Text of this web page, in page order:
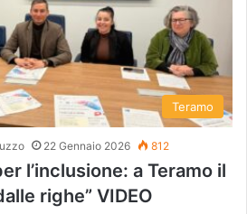
Teramo
22 Gennaio 2026 812
l’inclusione: a Teramo il
righe” VIDEO